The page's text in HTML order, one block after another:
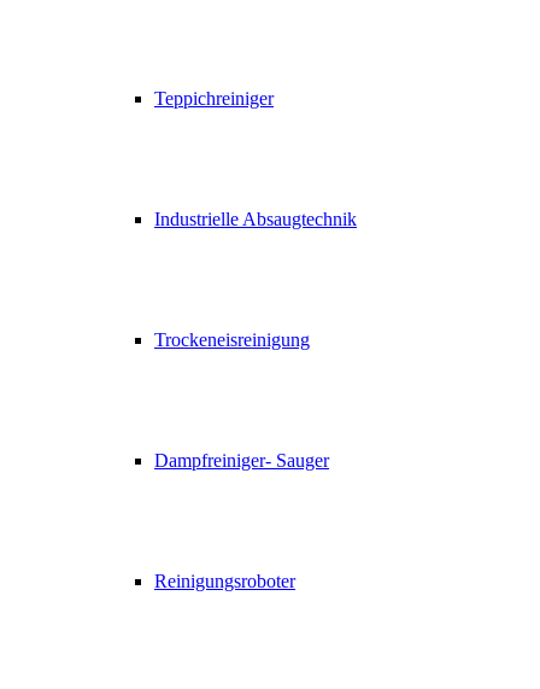
Teppichreiniger
Industrielle Absaugtechnik
Trockeneisreinigung
Dampfreiniger- Sauger
Reinigungsroboter